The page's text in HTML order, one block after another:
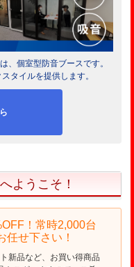
、個室型防音ブースです。
タイルを提供します。
ようこそ！
！常時2,000台
任せ下さい！
新品など、お買い得商品